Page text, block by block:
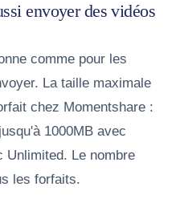
envoyer des vidéos
comme pour les
La taille maximale
chez Momentshare :
1000MB avec
Unlimited. Le nombre
les forfaits.